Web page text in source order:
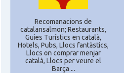
Recomanacions de
catalansalmon; Restaurants,
Guies Turístics en català,
Hotels, Pubs, Llocs fantàstics,
Llocs on comprar menjar
català, Llocs per veure el
Barça ...